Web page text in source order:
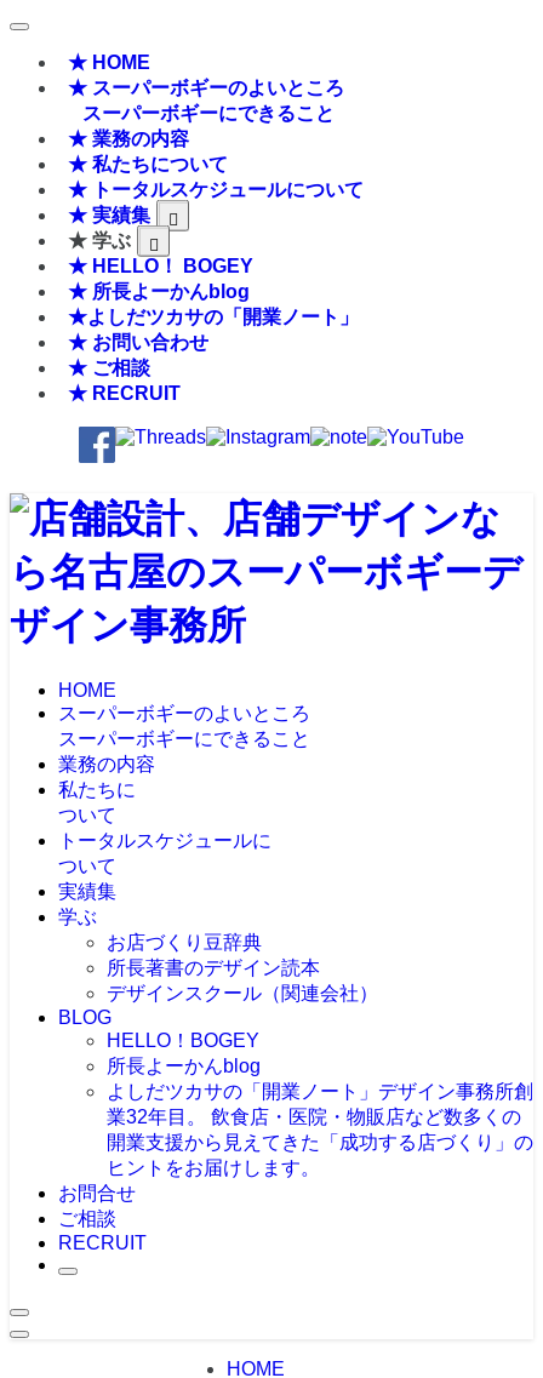
★ HOME
★ スーパーボギーのよいところ
スーパーボギーにできること
★ 業務の内容
★ 私たちについて
★ トータルスケジュールについて
★ 実績集
★ 学ぶ
★ HELLO！ BOGEY
★ 所長よーかんblog
★よしだツカサの「開業ノート」
★ お問い合わせ
★ ご相談
★ RECRUIT
HOME
スーパーボギーのよいところ
スーパーボギーにできること
業務の内容
私たちに
ついて
トータルスケジュールに
ついて
実績集
学ぶ
お店づくり豆辞典
所長著書のデザイン読本
デザインスクール（関連会社）
BLOG
HELLO！BOGEY
所長よーかんblog
よしだツカサの「開業ノート」 デザイン事務所創
業32年目。 飲食店・医院・物販店など数多くの
開業支援から見えてきた「成功する店づくり」の
ヒントをお届けします。
お問合せ
ご相談
RECRUIT
HOME